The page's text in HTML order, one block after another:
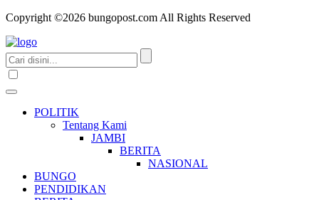
Copyright ©2026 bungopost.com All Rights Reserved
POLITIK
Tentang Kami
JAMBI
BERITA
NASIONAL
BUNGO
PENDIDIKAN